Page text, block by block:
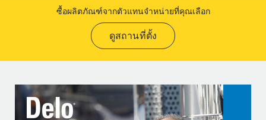
ซื้อผลิตภัณฑ์จากตัวแทนจำหน่ายที่คุณเลือก
ดูสถานที่ตั้ง